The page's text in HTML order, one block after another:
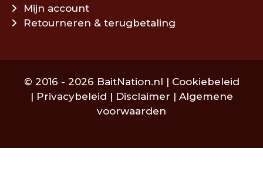
Mijn account
Retourneren & terugbetaling
© 2016 - 2026 BaitNation.nl | Cookiebeleid
| Privacybeleid | Disclaimer | Algemene
voorwaarden